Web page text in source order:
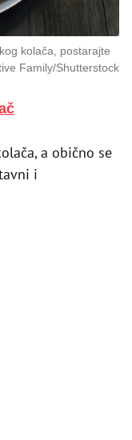
kolača, postarajte
Family/Shutterstock
a obično se
i